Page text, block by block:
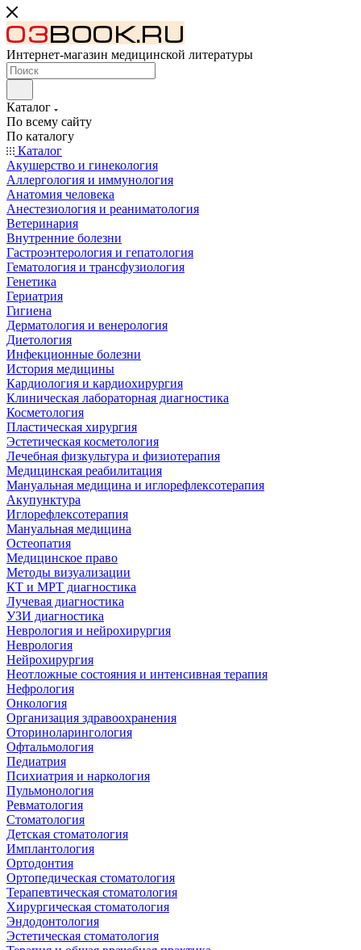
Интернет-магазин медицинской литературы
Каталог
По всему сайту
По каталогу
Каталог
Акушерство и гинекология
Аллергология и иммунология
Анатомия человека
Анестезиология и реаниматология
Ветеринария
Внутренние болезни
Гастроэнтерология и гепатология
Гематология и трансфузиология
Генетика
Гериатрия
Гигиена
Дерматология и венерология
Диетология
Инфекционные болезни
История медицины
Кардиология и кардиохирургия
Клиническая лабораторная диагностика
Косметология
Пластическая хирургия
Эстетическая косметология
Лечебная физкультура и физиотерапия
Медицинская реабилитация
Мануальная медицина и иглорефлексотерапия
Акупунктура
Иглорефлексотерапия
Мануальная медицина
Остеопатия
Медицинское право
Методы визуализации
КТ и МРТ диагностика
Лучевая диагностика
УЗИ диагностика
Неврология и нейрохирургия
Неврология
Нейрохирургия
Неотложные состояния и интенсивная терапия
Нефрология
Онкология
Организация здравоохранения
Оториноларингология
Офтальмология
Педиатрия
Психиатрия и наркология
Пульмонология
Ревматология
Стоматология
Детская стоматология
Имплантология
Ортодонтия
Ортопедическая стоматология
Терапевтическая стоматология
Хирургическая стоматология
Эндодонтология
Эстетическая стоматология